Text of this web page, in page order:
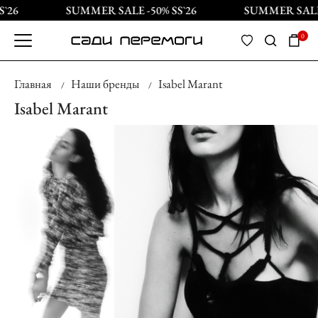
SUMMER SALE -50% SS`26 SUMMER SALE -
0
Главная Наши бренды Isabel Marant
Isabel Marant